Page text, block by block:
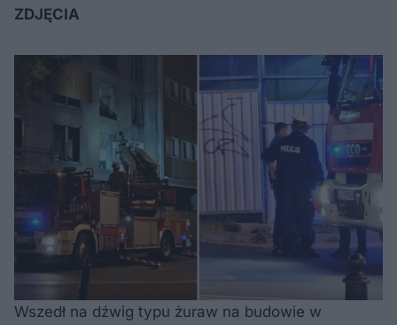
ZDJĘCIA
Wszedł na dźwig typu żuraw na budowie w